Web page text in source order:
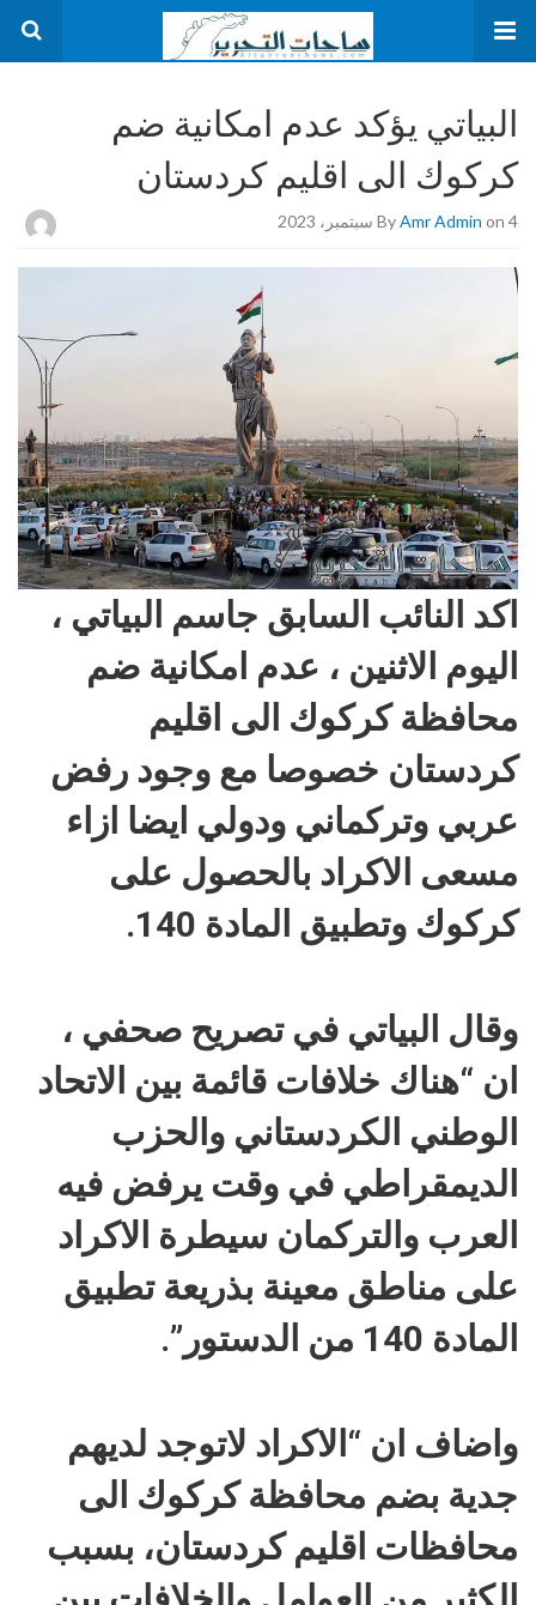
البياتي يؤكد عدم امكانية ضم
كركوك الى اقليم كردستان
ByAmr Admin on 4 سبتمبر، 2023
اكد النائب السابق جاسم البياتي ،
اليوم الاثنين ، عدم امكانية ضم
محافظة كركوك الى اقليم
كردستان خصوصا مع وجود رفض
عربي وتركماني ودولي ايضا ازاء
مسعى الاكراد بالحصول على
كركوك وتطبيق المادة 140.
وقال البياتي في تصريح صحفي ،
ان “هناك خلافات قائمة بين الاتحاد
الوطني الكردستاني والحزب
الديمقراطي في وقت يرفض فيه
العرب والتركمان سيطرة الاكراد
على مناطق معينة بذريعة تطبيق
المادة 140 من الدستور”.
واضاف ان “الاكراد لاتوجد لديهم
جدية بضم محافظة كركوك الى
محافظات اقليم كردستان، بسبب